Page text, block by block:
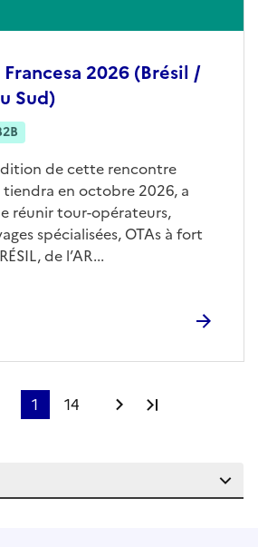
2026 (Brésil /
Sud)
de cette rencontre
en octobre 2026, a
réunir tour-opérateurs,
spécialisées, OTAs à fort
de l’AR...
page
Page précédente
1 14 Page suivante